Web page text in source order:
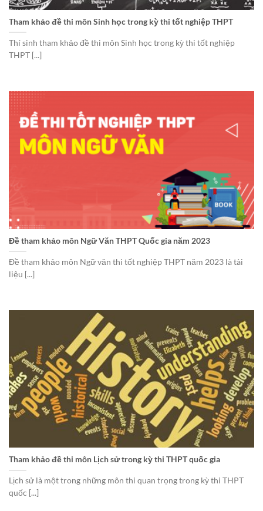
Tham khảo đề thi môn Sinh học trong kỳ thi tốt nghiệp THPT
Thí sinh tham khảo đề thi môn Sinh học trong kỳ thi tốt nghiệp
THPT [...]
Đề tham khảo môn Ngữ Văn THPT Quốc gia năm 2023
Đề tham khảo môn Ngữ văn thi tốt nghiệp THPT năm 2023 là tài
liệu [...]
Tham khảo đề thi môn Lịch sử trong kỳ thi THPT quốc gia
Lịch sử là một trong những môn thi quan trọng trong kỳ thi THPT
quốc [...]